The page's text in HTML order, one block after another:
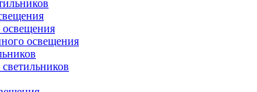
освещения
освещения